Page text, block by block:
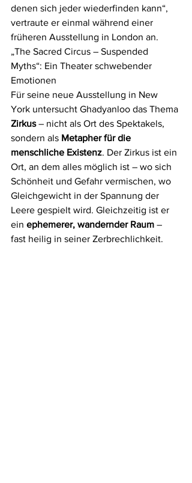
denen sich jeder wiederfinden kann“,
vertraute er einmal während einer
früheren Ausstellung in London an.
„The Sacred Circus – Suspended
Myths“: Ein Theater schwebender
Emotionen
Für seine neue Ausstellung in New
York untersucht Ghadyanloo das Thema
Zirkus – nicht als Ort des Spektakels,
sondern als Metapher für die
menschliche Existenz. Der Zirkus ist ein
Ort, an dem alles möglich ist – wo sich
Schönheit und Gefahr vermischen, wo
Gleichgewicht in der Spannung der
Leere gespielt wird. Gleichzeitig ist er
ein ephemerer, wandernder Raum –
fast heilig in seiner Zerbrechlichkeit.